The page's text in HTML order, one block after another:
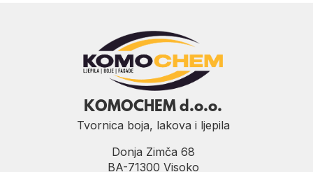
KOMOCHEM d.o.o.
Tvornica boja, lakova i ljepila
Donja Zimča 68
BA-71300 Visoko